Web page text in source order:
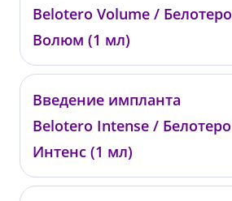
от 22 500 ₽
Belotero Volume / Белотеро
Волюм (1 мл)
00813
от 29 100 ₽
Введение импланта
Belotero Intense / Белотеро
Интенс (1 мл)